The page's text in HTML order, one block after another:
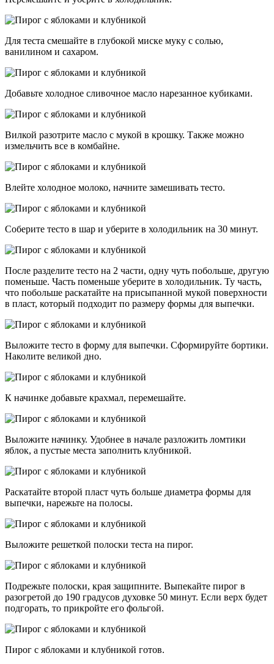
Для теста смешайте в глубокой миске муку с солью,
ванилином и сахаром.
Добавьте холодное сливочное масло нарезанное кубиками.
Вилкой разотрите масло с мукой в крошку. Также можно
измельчить все в комбайне.
Влейте холодное молоко, начните замешивать тесто.
Соберите тесто в шар и уберите в холодильник на 30 минут.
После разделите тесто на 2 части, одну чуть побольше, другую
поменьше. Часть поменьше уберите в холодильник. Ту часть,
что побольше раскатайте на присыпанной мукой поверхности
в пласт, который подходит по размеру формы для выпечки.
Выложите тесто в форму для выпечки. Сформируйте бортики.
Наколите великой дно.
К начинке добавьте крахмал, перемешайте.
Выложите начинку. Удобнее в начале разложить ломтики
яблок, а пустые места заполнить клубникой.
Раскатайте второй пласт чуть больше диаметра формы для
выпечки, нарежьте на полосы.
Выложите решеткой полоски теста на пирог.
Подрежьте полоски, края защипните. Выпекайте пирог в
разогретой до 190 градусов духовке 50 минут. Если верх будет
подгорать, то прикройте его фольгой.
Пирог с яблоками и клубникой готов.